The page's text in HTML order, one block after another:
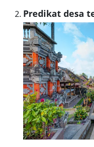
Predikat desa